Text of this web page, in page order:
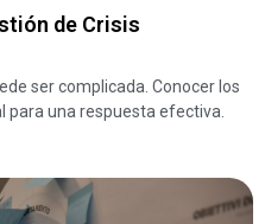
de Crisis
ser complicada. Conocer los
para una respuesta efectiva.